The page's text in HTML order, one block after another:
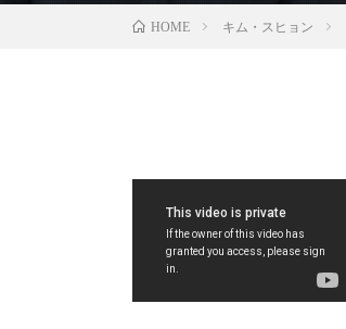
HOME キム・スヒョン